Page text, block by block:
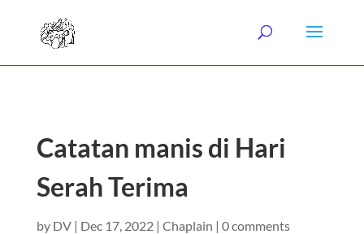
Catatan manis di Hari
Serah Terima
by DV| Dec 17, 2022| Chaplain | 0 comments